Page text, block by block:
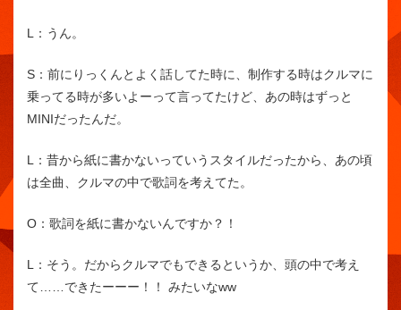
L： うん。
S： 前にりっくんとよく話してた時に、制作する時はクルマに
乗ってる時が多いよーって言ってたけど、あの時はずっと
MINIだったんだ。
L： 昔から紙に書かないっていうスタイルだったから、あの頃
は全曲、クルマの中で歌詞を考えてた。
O： 歌詞を紙に書かないんですか？！
L： そう。だからクルマでもできるというか、頭の中で考え
て……できたーーー！！ みたいなww